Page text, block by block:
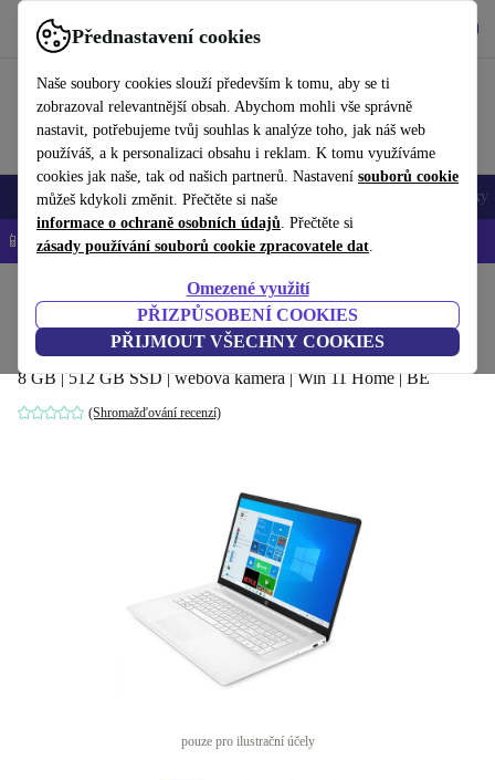
Přednastavení cookies
Naše soubory cookies slouží především k tomu, aby se ti
zobrazoval relevantnější obsah. Abychom mohli vše správně
nastavit, potřebujeme tvůj souhlas k analýze toho, jak náš web
používáš, a k personalizaci obsahu i reklam. K tomu využíváme
cookies jak naše, tak od našich partnerů. Nastavení souborů cookie
můžeš kdykoli změnit. Přečtěte si naše
informace o ochraně osobních údajů. Přečtěte si
zásady používání souborů cookie zpracovatele dat.
Omezené využití
PŘIZPŮSOBENÍ COOKIES
PŘIJMOUT VŠECHNY COOKIES
Používejte refurbed rychle a snadno
Mobily a smartphony Notebooky Tablety Doplňky
📱 -5 % NAVÍC na všechny iPhony – kód: IPHONEDEAL-
Notebooky Notebooky HP
HP 17-CP0648NG | Ryzen 5 5500U | 17.3"
8 GB | 512 GB SSD | webová kamera | Win 11 Home | BE
(Shromažďování recenzí)
pouze pro ilustrační účely